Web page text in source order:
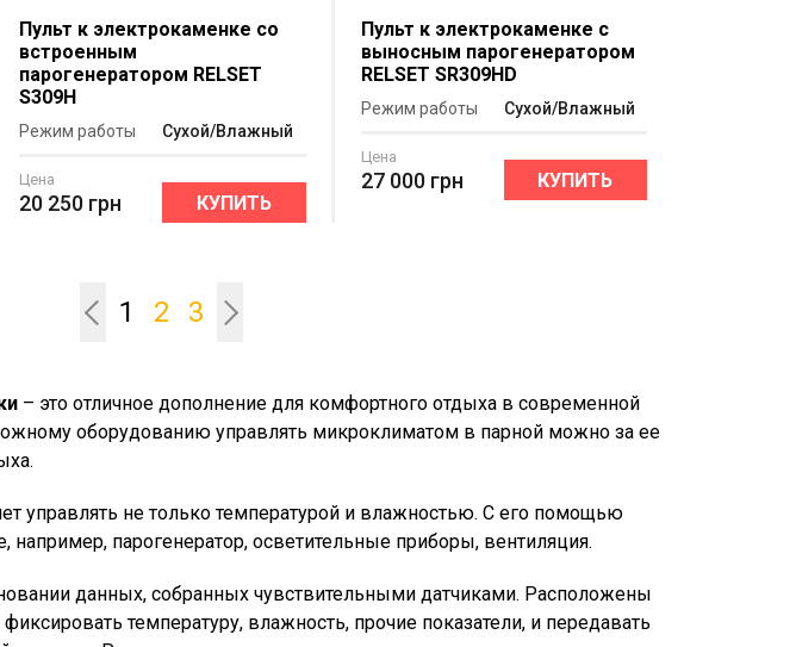
Пульт к электрокаменке со
встроенным
парогенератором RELSET
S309H
Режим работы Сухой/Влажный
Цена
20 250 грн КУПИТЬ
Пульт к электрокаменке c
выносным парогенератором
RELSET SR309HD
Режим работы Сухой/Влажный
Цена
27 000 грн КУПИТЬ
1 2 3
– это отличное дополнение для комфортного отдыха в современной
оборудованию управлять микроклиматом в парной можно за ее
управлять не только температурой и влажностью. С его помощью
например, парогенератор, осветительные приборы, вентиляция.
данных, собранных чувствительными датчиками. Расположены
температуру, влажность, прочие показатели, и передавать